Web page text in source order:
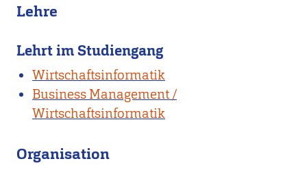
Lehre
Lehrt im Studiengang
Wirtschaftsinformatik
Business Management /
Wirtschaftsinformatik
Organisation